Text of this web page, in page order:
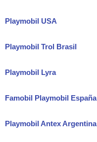
Playmobil USA
Playmobil Trol Brasil
Playmobil Lyra
Famobil Playmobil España
Playmobil Antex Argentina